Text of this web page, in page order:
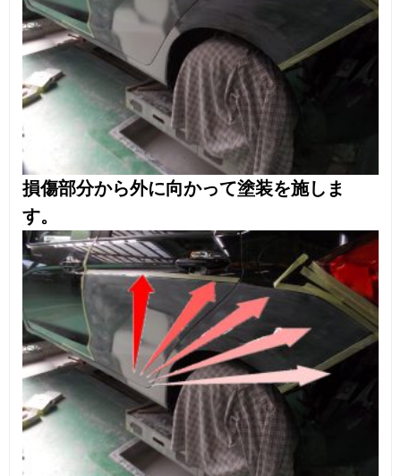
実作業日数3.5日の作業でした。